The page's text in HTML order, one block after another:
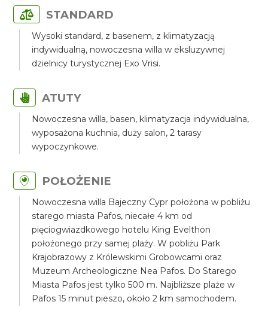
STANDARD
Wysoki standard, z basenem, z klimatyzacją
indywidualną, nowoczesna willa w eksluzywnej
dzielnicy turystycznej Exo Vrisi.
ATUTY
Nowoczesna willa, basen, klimatyzacja indywidualna,
wyposażona kuchnia, duży salon, 2 tarasy
wypoczynkowe.
POŁOŻENIE
Nowoczesna willa Bajeczny Cypr położona w pobliżu
starego miasta Pafos, niecałe 4 km od
pięciogwiazdkowego hotelu King Evelthon
położonego przy samej plaży. W pobliżu Park
Krajobrazowy z Królewskimi Grobowcami oraz
Muzeum Archeologiczne Nea Pafos. Do Starego
Miasta Pafos jest tylko 500 m. Najbliższe plaże w
Pafos 15 minut pieszo, około 2 km samochodem.